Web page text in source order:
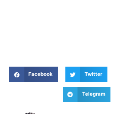
Facebook Twitter
Telegram